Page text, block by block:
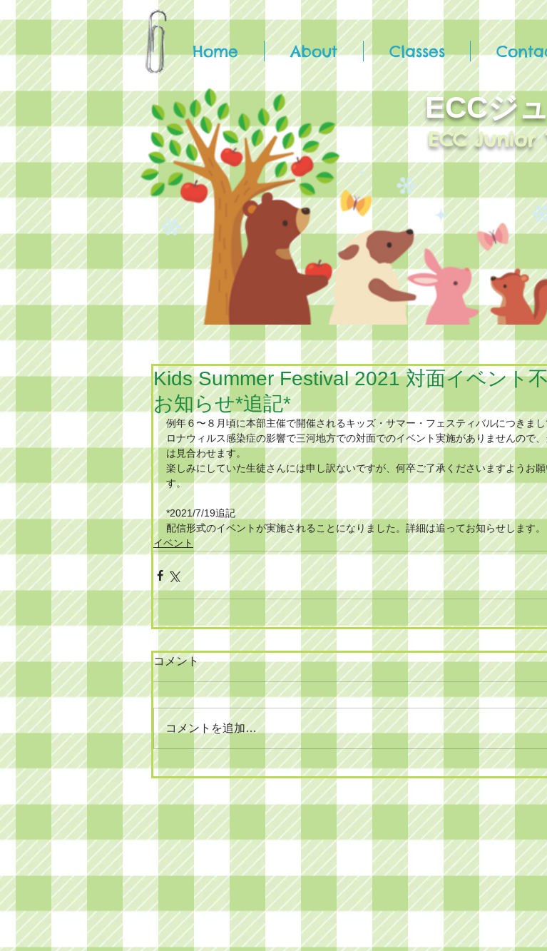
Home About Classes
ECCジ
ECC Junior
Kids Summer Festival 2021 対面イベント
お知らせ*追記*
例年６〜８月頃に本部主催で開催されるキッズ・サマー・フェスティバルにつきま
ロナウィルス感染症の影響で三河地方での対面でのイベント実施がありませんので
は見合わせます。
楽しみにしていた生徒さんには申し訳ないですが、何卒ご了承くださいますようお願
す。
*2021/7/19追記
配信形式のイベントが実施されることになりました。詳細は追ってお知らせします。
イベント
コメント
コメントを追加…